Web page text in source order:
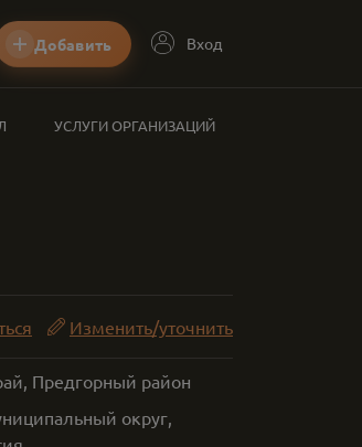
Добавить Вход
УСЛУГИ ОРГАНИЗАЦИЙ
Изменить/уточнить
Предгорный район
округ,